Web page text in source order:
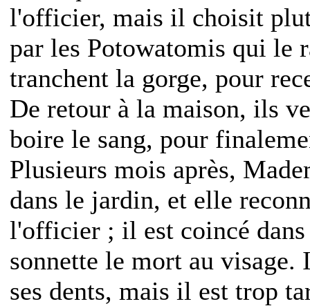
l'officier, mais il choisit
par les Potowatomis qui le
tranchent la gorge, pour
De retour à la maison, ils
boire le sang, pour
Plusieurs mois après,
dans le jardin, et elle
l'officier ; il est coincé
sonnette le mort au visage.
ses dents, mais il est trop